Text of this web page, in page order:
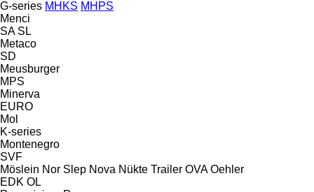
G-series MHKS MHPS
Menci
SA SL
Metaco
SD
Meusburger
MPS
Minerva
EURO
Mol
K-series
Montenegro
SVF
Möslein Nor Slep Nova Nükte Trailer OVA Oehler
EDK OL